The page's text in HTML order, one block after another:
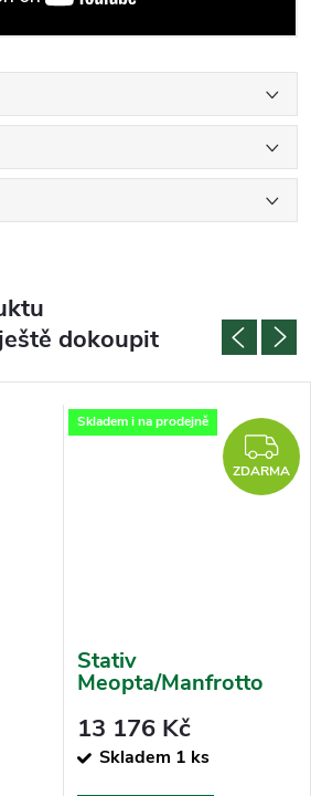
dokoupit
Skladem i na prodejně
ZDARMA
Stativ
Meopta/Manfrotto
13 176 Kč
Skladem 1 ks